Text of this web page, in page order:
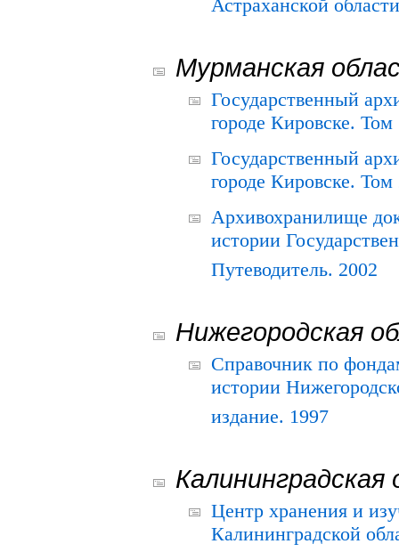
Астраханской
Мурманская
Государственный
городе Кировске.
Государственный
городе Кировске.
Архивохранилище
истории
Путеводитель. 2002
Нижегородская
Справочник по
истории
издание. 1997
Калининградская
Центр хранения и
Калининградской